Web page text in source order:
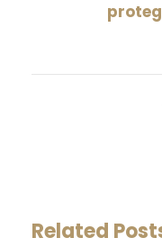
Related